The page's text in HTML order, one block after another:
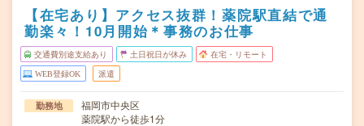
【在宅あり】アクセス抜群！薬院駅直結で通
勤楽々！10月開始＊事務のお仕事
交通費別途支給あり 土日祝日が休み 在宅・リモート
WEB登録OK 派遣
勤務地
福岡市中央区
薬院駅から徒歩1分